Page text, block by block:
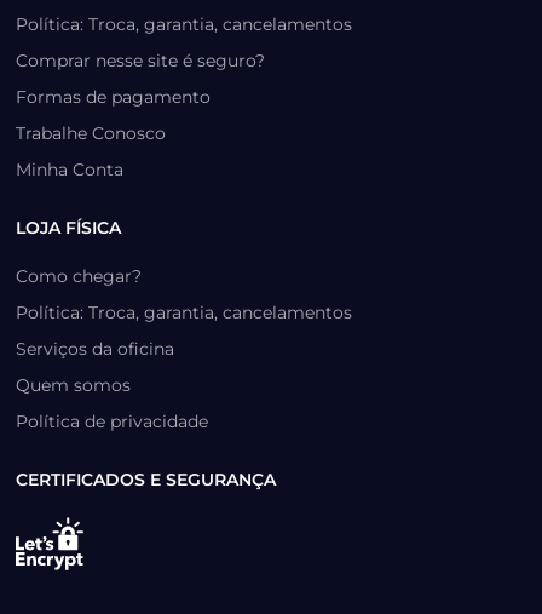
Política: Troca, garantia, cancelamentos
Comprar nesse site é seguro?
Formas de pagamento
Trabalhe Conosco
Minha Conta
LOJA FÍSICA
Como chegar?
Política: Troca, garantia, cancelamentos
Serviços da oficina
Quem somos
Política de privacidade
CERTIFICADOS E SEGURANÇA